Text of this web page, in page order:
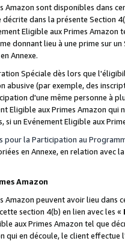
Amazon sont disponibles dans
dans la présente Section
Eligible aux Primes Amazon
donnant lieu à une prime sur
Annexe.
Spéciale dès lors que
(par exemple, des
d'une même personne à
Eligible aux Primes Amazon qui
si un Evénement Eligible aux
pour la Participation au
en Annexe, en relation avec
Amazon
Amazon peuvent avoir lieu dans
section 4(b) en lien avec les «
aux Primes Amazon tel que
qui en découle, le client